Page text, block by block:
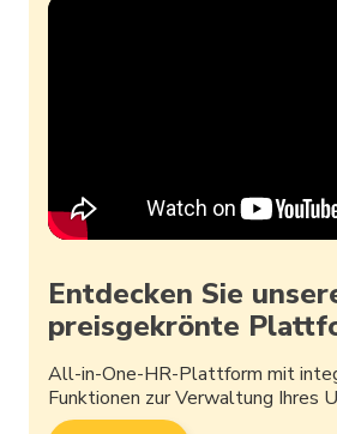
Entdecken Sie
preisgekrönte
All-in-One-HR-Plattform mit
Funktionen zur Verwaltung Ihres